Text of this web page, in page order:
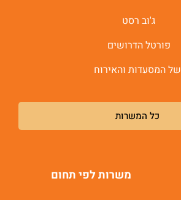
ג'וב רסט
פורטל הדרושים
של המסעדות והאירוח
כל המשרות
משרות לפי תחום